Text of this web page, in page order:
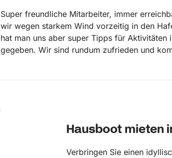
Super freundliche Mitarbeiter, immer
wir wegen starkem Wind vorzeitig in den
hat man uns aber super Tipps für Aktivitäten
gegeben. Wir sind rundum zufrieden und
Hausboot mieten
Verbringen Sie einen